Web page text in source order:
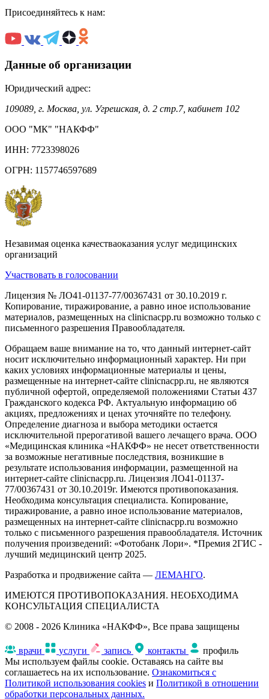
Присоединяйтесь к нам:
Данные об организации
Юридический адрес:
109089, г. Москва, ул. Угрешская, д. 2 стр.7, кабинет 102
ООО "МК" "НАКФФ"
ИНН: 7723398026
ОГРН: 1157746597689
Незавимая оценка качестваоказания услуг медицинских
организаций
Участвовать в голосовании
Лицензия № ЛО41-01137-77/00367431 от 30.10.2019 г.
Копирование, тиражирование, а равно иное использование
материалов, размещенных на clinicnacpp.ru возможно только с
письменного разрешения Правообладателя.
Обращаем ваше внимание на то, что данный интернет-сайт
носит исключительно информационный характер. Ни при
каких условиях информационные материалы и цены,
размещенные на интернет-сайте clinicnacpp.ru, не являются
публичной офертой, определяемой положениями Статьи 437
Гражданского кодекса РФ. Актуальную информацию об
акциях, предложениях и ценах уточняйте по телефону.
Определение диагноза и выбора методики остается
исключительной прерогативой вашего лечащего врача. ООО
«Медицинская клиника «НАКФФ» не несет ответственности
за возможные негативные последствия, возникшие в
результате использования информации, размещенной на
интернет-сайте clinicnacpp.ru. Лицензия ЛО41-01137-
77/00367431 от 30.10.2019г. Имеются противопоказания.
Необходима консультация специалиста. Копирование,
тиражирование, а равно иное использование материалов,
размещенных на интернет-сайте clinicnacpp.ru возможно
только с письменного разрешения правообладателя. Источник
получения произведений: «Фотобанк Лори». *Премия 2ГИС -
лучший медицинский центр 2025.
Разработка и продвижение сайта — ЛЕМАНГО.
ИМЕЮТСЯ ПРОТИВОПОКАЗАНИЯ. НЕОБХОДИМА
КОНСУЛЬТАЦИЯ СПЕЦИАЛИСТА
© 2008 - 2026 Клиника «НАКФФ», Все права защищены
врачи услуги запись контакты
профиль
Мы используем файлы cookie. Оставаясь на сайте вы
соглашаетесь на их использование. Ознакомиться с
Политикой использования cookies и Политикой в отношении
обработки персональных данных.